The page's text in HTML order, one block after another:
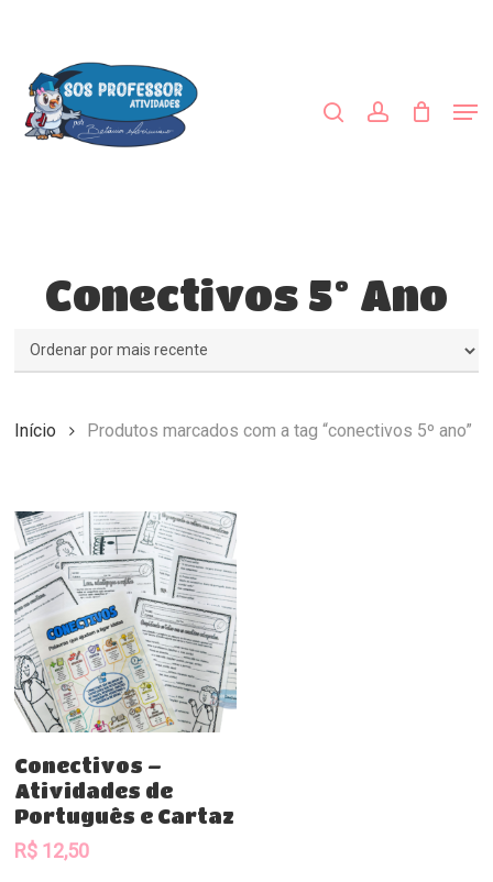
content
Conectivos 5º Ano
Início Produtos marcados com a tag “conectivos 5º ano”
Comprar
Conectivos –
Atividades de
Português e Cartaz
R$ 12,50